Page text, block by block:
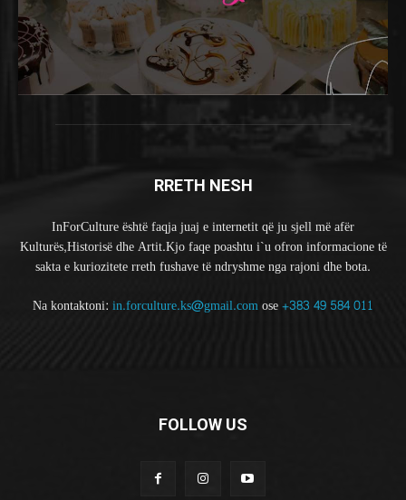
RRETH NESH
InForCulture është faqja juaj e internetit që ju sjell më afër
Kulturës,Historisë dhe Artit.Kjo faqe poashtu i`u ofron informacione të
sakta e kuriozitete rreth fushave të ndryshme nga rajoni dhe bota.
Na kontaktoni: in.forculture.ks@gmail.comose+383 49 584 011
FOLLOW US